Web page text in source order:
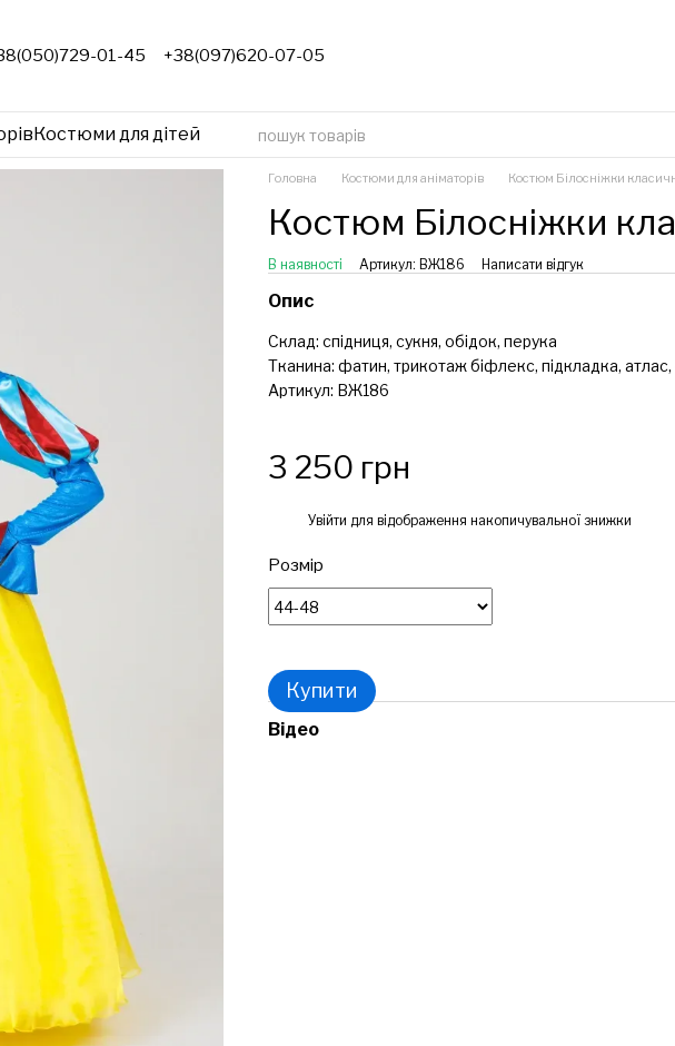
01-45 +38(097)620-07-05
Костюми для дітей
Головна Костюми для аніматорів Костюм Білосніжки
Костюм Білосніжки
В наявності Артикул: ВЖ186 Написати відгук
Опис
Склад: спідниця, сукня, обідок, перука
Тканина: фатин, трикотаж біфлекс, підкладка, атлас,
Артикул: ВЖ186
3 250 грн
Увійти для відображення накопичувальної знижки
Розмір
Купити
Відео